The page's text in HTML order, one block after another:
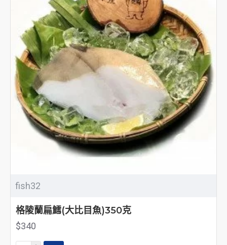
fish32
格陵蘭扁鱈(大比目魚)350克
$340